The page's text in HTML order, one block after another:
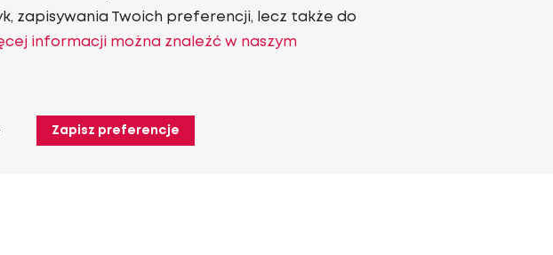
zapisywania Twoich preferencji, lecz także do
informacji można znaleźć w naszym
Zapisz preferencje